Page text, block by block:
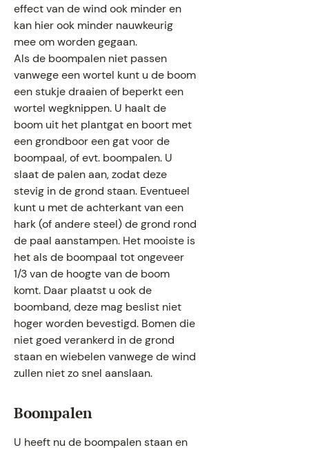
effect van de wind ook minder en
kan hier ook minder nauwkeurig
mee om worden gegaan.
Als de boompalen niet passen
vanwege een wortel kunt u de boom
een stukje draaien of beperkt een
wortel wegknippen. U haalt de
boom uit het plantgat en boort met
een grondboor een gat voor de
boompaal, of evt. boompalen. U
slaat de palen aan, zodat deze
stevig in de grond staan. Eventueel
kunt u met de achterkant van een
hark (of andere steel) de grond rond
de paal aanstampen. Het mooiste is
het als de boompaal tot ongeveer
1/3 van de hoogte van de boom
komt. Daar plaatst u ook de
boomband, deze mag beslist niet
hoger worden bevestigd. Bomen die
niet goed verankerd in de grond
staan en wiebelen vanwege de wind
zullen niet zo snel aanslaan.
Boompalen
U heeft nu de boompalen staan en